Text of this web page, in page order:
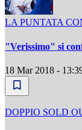
LA PUNTATA
"Verissimo" si
18 Mar 2018 -
DOPPIO SOLD